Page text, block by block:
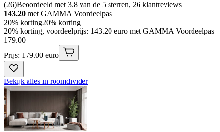
(26)Beoordeeld met 3.8 van de 5 sterren, 26 klantreviews
143.20 met GAMMA Voordeelpas
20% korting20% korting
20% korting, voordeelprijs: 143.20 euro met GAMMA Voordeelpas
179.00
Prijs: 179.00 euro
Bekijk alles in roomdivider